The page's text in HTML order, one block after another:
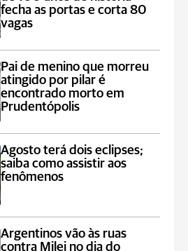
fecha as portas e corta 80
vagas
Pai de menino que morreu
atingido por pilar é
encontrado morto em
Prudentópolis
Agosto terá dois eclipses;
saiba como assistir aos
fenômenos
Argentinos vão às ruas
contra Milei no dia do